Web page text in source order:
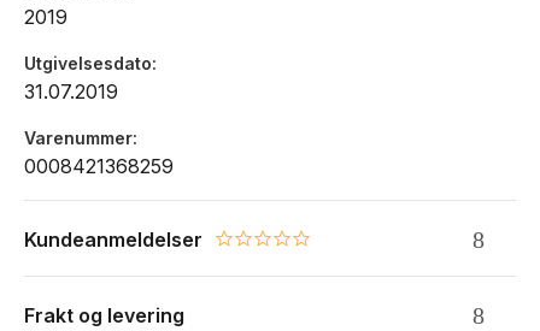
2019
Utgivelsesdato
31.07.2019
Varenummer
0008421368259
Kundeanmeldelser 0.0 star rating
Frakt og levering